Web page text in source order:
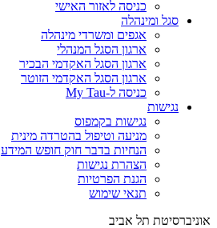
כניסה לאזור האישי
סגל ומינהלה
אגפים ומשרדי מינהלה
ארגון הסגל המנהלי
ארגון הסגל האקדמי הבכיר
ארגון הסגל האקדמי הזוטר
כניסה ל-My Tau
נגישות
נגישות בקמפוס
מניעה וטיפול בהטרדה מינית
הנחיות בדבר חוק חופש המידע
הצהרת נגישות
הגנת הפרטיות
תנאי שימוש
אוניברסיטת תל אביב